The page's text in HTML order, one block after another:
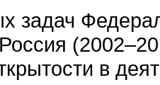
задач
в